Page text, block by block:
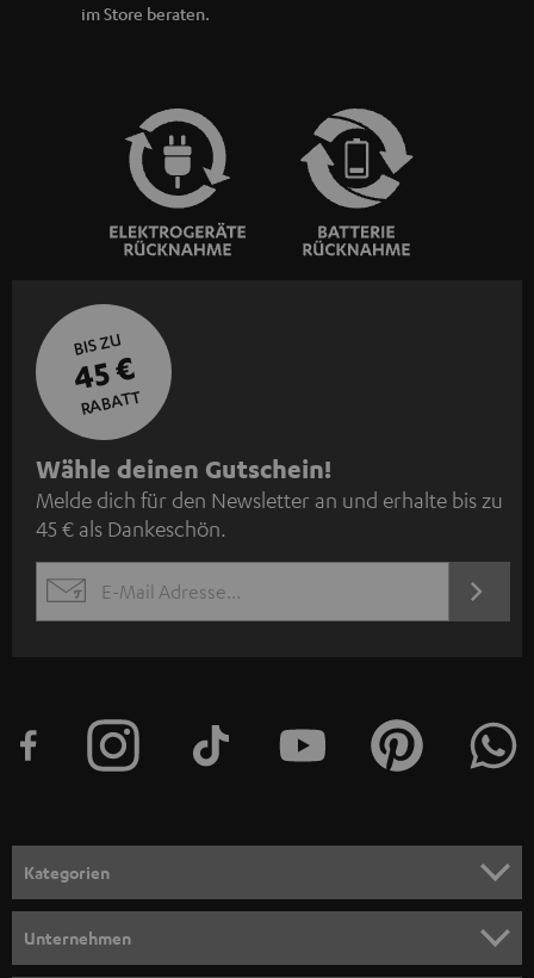
im Store beraten.
BIS ZU
45 €
RABATT
N
e
w
s
l
e
n
m
e
l
Wähle deinen Gutschein!
Melde dich für den Newsletter an und erhalte bis zu
45 € als Dankeschön.
EMAIL
JETZT
Kategorien
Unternehmen